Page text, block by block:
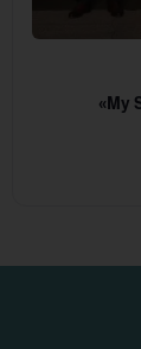
لأول مرة في سوريا.. السياحة تطلق تطبيق «‏My Syria‏»